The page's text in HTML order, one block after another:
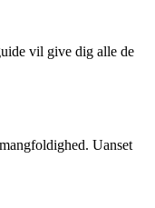
vil give dig alle de
Uanset